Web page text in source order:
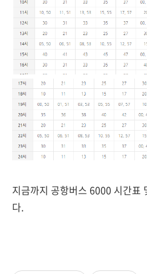
지금까지 공항버스 6000 시간표
다.